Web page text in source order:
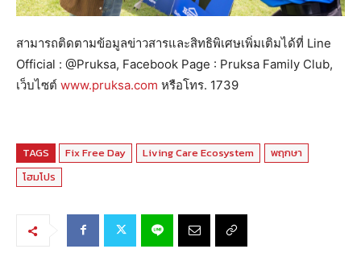
สามารถติดตามข้อมูลข่าวสารและสิทธิพิเศษเพิ่มเติมได้ที่ Line
Official : @Pruksa, Facebook Page : Pruksa Family Club,
เว็บไซต์ www.pruksa.com หรือโทร. 1739
TAGS Fix Free Day Living Care Ecosystem
พฤกษา
โฮมโปร